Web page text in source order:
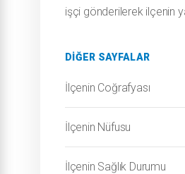
işçi gönderilerek ilçenin
DIĞER SAYFALAR
İlçenin Coğrafyası
İlçenin Nüfusu
İlçenin Sağlık Durumu